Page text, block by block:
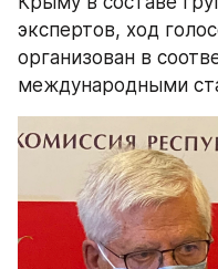
экспертов, ход
организован в
международными